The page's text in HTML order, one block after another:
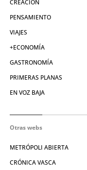
CREACIÓN
PENSAMIENTO
VIAJES
+ECONOMÍA
GASTRONOMÍA
PRIMERAS PLANAS
EN VOZ BAJA
Otras webs
METRÓPOLI ABIERTA
CRÓNICA VASCA